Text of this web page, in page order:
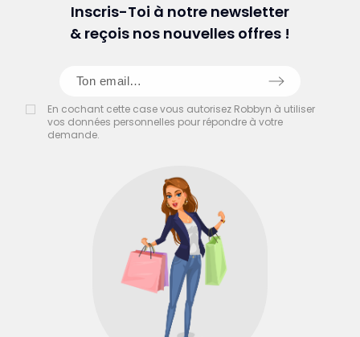
Inscris-Toi à notre newsletter
& reçois nos nouvelles offres !
En cochant cette case vous autorisez Robbyn à utiliser
vos données personnelles pour répondre à votre
demande.